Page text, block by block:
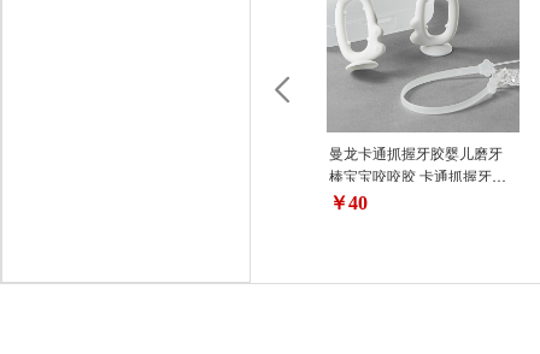
曼龙卡通抓握牙胶婴儿磨牙
棒宝宝咬咬胶 卡通抓握牙胶
(2个套)-糖果色 偏远地区（含
递，需客户承担运费）
￥40